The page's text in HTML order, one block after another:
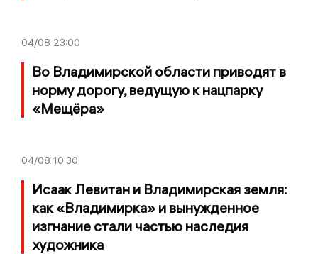
04/08 23:00
Во Владимирской области приводят в
норму дорогу, ведущую к нацпарку
«Мещёра»
04/08 10:30
Исаак Левитан и Владимирская земля:
как «Владимирка» и вынужденное
изгнание стали частью наследия
художника